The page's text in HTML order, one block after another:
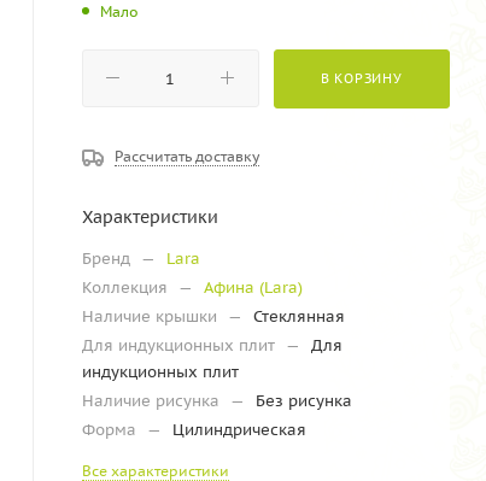
Мало
В КОРЗИНУ
Рассчитать доставку
Характеристики
Бренд —
Lara
Коллекция
—
Афина (Lara)
Наличие крышки
—
Стеклянная
Для индукционных плит —
Для
индукционных плит
Наличие рисунка
—
Без рисунка
Форма
— Цилиндрическая
Все характеристики